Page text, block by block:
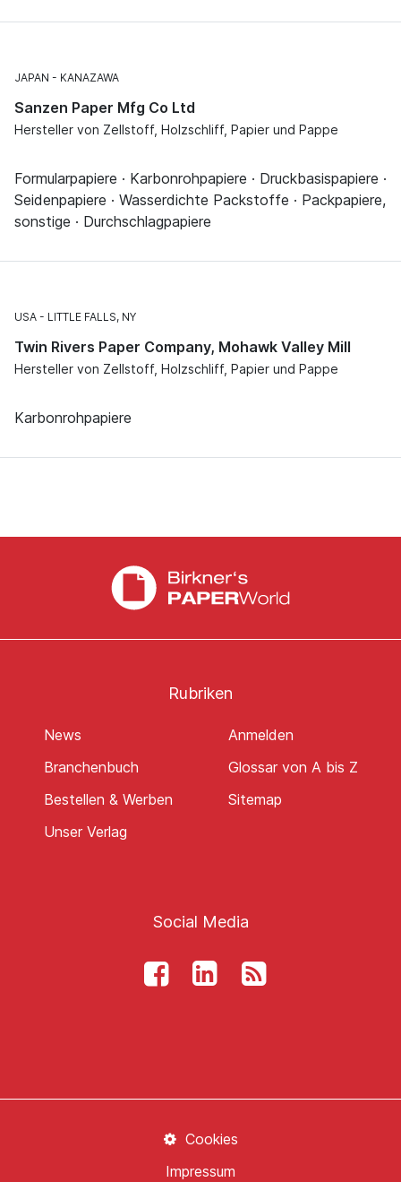
JAPAN KANAZAWA
Sanzen Paper Mfg Co Ltd
Hersteller von Zellstoff, Holzschliff, Papier und Pappe
Formularpapiere · Karbonrohpapiere · Druckbasispapiere ·
Seidenpapiere · Wasserdichte Packstoffe · Packpapiere,
sonstige · Durchschlagpapiere
USA LITTLE FALLS, NY
Twin Rivers Paper Company, Mohawk Valley Mill
Hersteller von Zellstoff, Holzschliff, Papier und Pappe
Karbonrohpapiere
Rubriken
News
Branchenbuch
Bestellen & Werben
Unser Verlag
Anmelden
Glossar von A bis Z
Sitemap
Social Media
Impressum
Cookies